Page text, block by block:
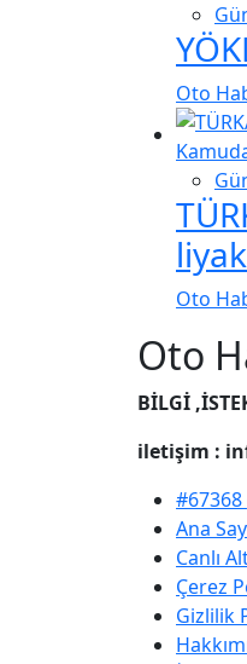
Oto
Oto
Oto
BİLGİ
iletişim :
#67368
Ana
Canlı
Çerez
Gizlilik